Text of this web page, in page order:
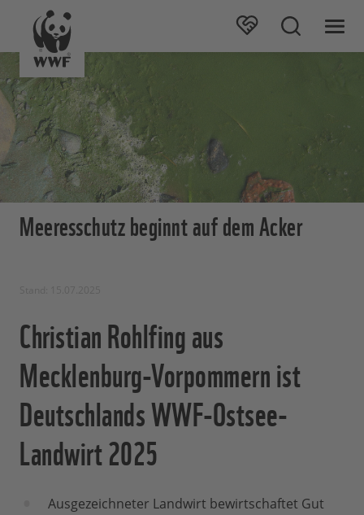
Meeresschutz beginnt auf dem Acker
Christian Rohlfing aus
Mecklenburg-Vorpommern ist
Deutschlands WWF-Ostsee-
Landwirt 2025
Ausgezeichneter Landwirt bewirtschaftet Gut